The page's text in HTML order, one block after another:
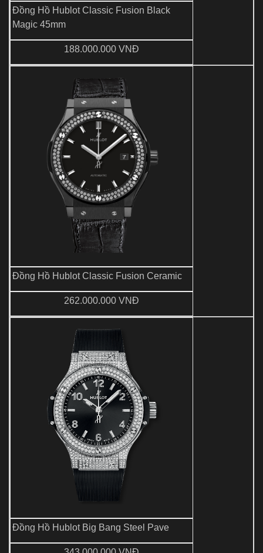
Đồng Hồ Hublot Classic Fusion Black
Magic 45mm
188.000.000 VNĐ
Đồng Hồ Hublot Classic Fusion Ceramic
262.000.000 VNĐ
Đồng Hồ Hublot Big Bang Steel Pave